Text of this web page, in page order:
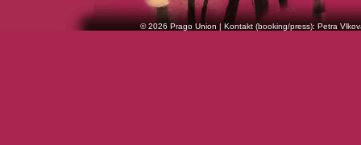
© 2026 Prago Union | Kontakt (booking/press): Petra